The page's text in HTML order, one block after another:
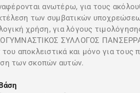
ανωτέρω, για τους
των συμβατικών
χρήση, για λόγους
ΣΥΛΛΟΓΟΣ
αποκλειστικά και μόνο για
των σκοπών αυτών.